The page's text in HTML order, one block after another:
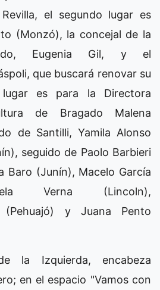
el segundo lugar es
(Monzó), la concejal de la
Eugenia Gil, y el
que buscará renovar su
es para la Directora
de Bragado Malena
de Santilli, Yamila Alonso
seguido de Paolo Barbieri
Baro (Junín), Macelo García
Verna (Lincoln),
(Pehuajó) y Juana Pento
la Izquierda, encabeza
en el espacio "Vamos con